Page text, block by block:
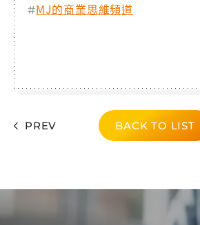
#MJ的商業思維頻道
PREV BACK TO LIST